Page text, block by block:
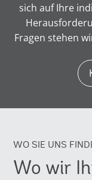
sich auf Ihre
Fragen stehen
WO SIE UNS
Wo wir